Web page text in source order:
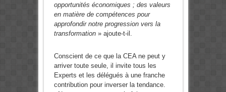
opportunités économiques ; des valeurs
en matière de compétences pour
approfondir notre progression vers la
transformation» ajoute-t-il.
Conscient de ce que la CEA ne peut y
arriver toute seule, il invite tous les
Experts et les délégués à une franche
contribution pour inverser la tendance.